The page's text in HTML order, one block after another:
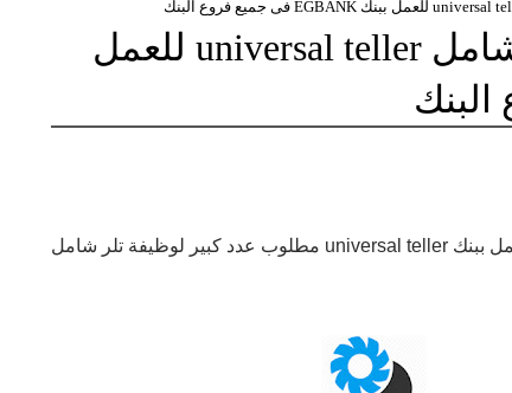
مطلوب عدد كبير لوظيفة تلر شامل universal teller للعمل